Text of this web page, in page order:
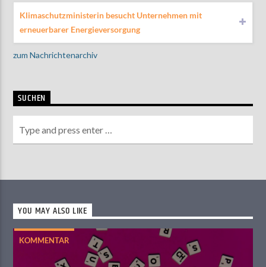
Klimaschutzministerin besucht Unternehmen mit
erneuerbarer Energieversorgung
zum Nachrichtenarchiv
SUCHEN
YOU MAY ALSO LIKE
KOMMENTAR